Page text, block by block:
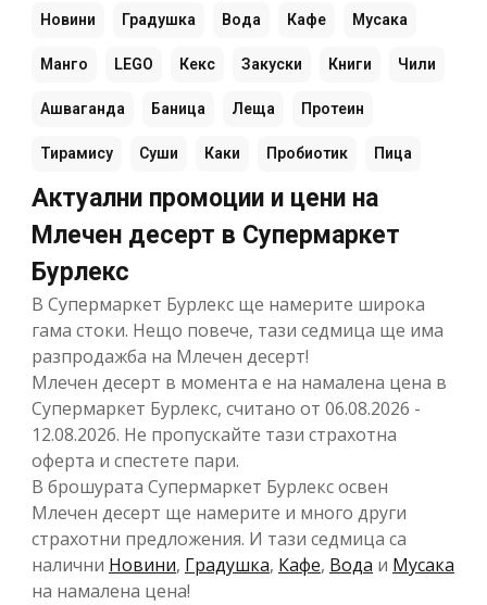
Новини Градушка Вода Кафе Мусака
Манго LEGO Кекс Закуски Книги Чили
Ашваганда Баница Леща Протеин
Тирамису Суши Каки Пробиотик Пица
Актуални промоции и цени на
Млечен десерт в Супермаркет
Бурлекс
В Супермаркет Бурлекс ще намерите широка
гама стоки. Нещо повече, тази седмица ще има
разпродажба на Млечен десерт!
Млечен десерт в момента е на намалена цена в
Супермаркет Бурлекс, считано от 06.08.2026 -
12.08.2026. Не пропускайте тази страхотна
оферта и спестете пари.
В брошурата Супермаркет Бурлекс освен
Млечен десерт ще намерите и много други
страхотни предложения. И тази седмица са
налични Новини, Градушка, Кафе, Вода и Мусака
на намалена цена!